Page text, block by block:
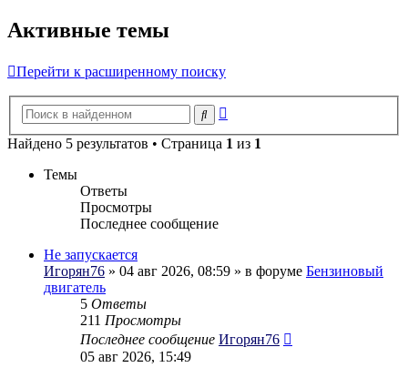
Активные темы
Перейти к расширенному поиску
Поиск
Найдено 5 результатов • Страница 1 из 1
Темы
Ответы
Просмотры
Последнее сообщение
Не запускается
Игорян76 » 04 авг 2026, 08:59 » в форуме Бензиновый
двигатель
5 Ответы
211 Просмотры
Последнее сообщение Игорян76
05 авг 2026, 15:49